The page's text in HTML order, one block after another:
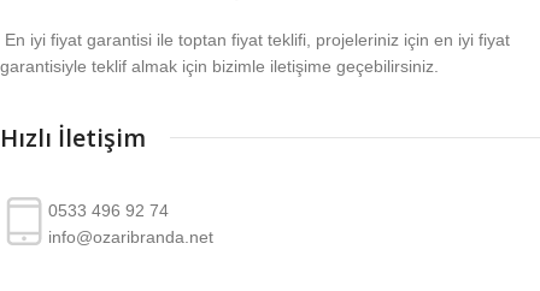
En iyi fiyat garantisi ile toptan fiyat teklifi, projeleriniz için en iyi fiyat
garantisiyle teklif almak için bizimle iletişime geçebilirsiniz.
Hızlı İletişim
0533 496 92 74
info@ozaribranda.net